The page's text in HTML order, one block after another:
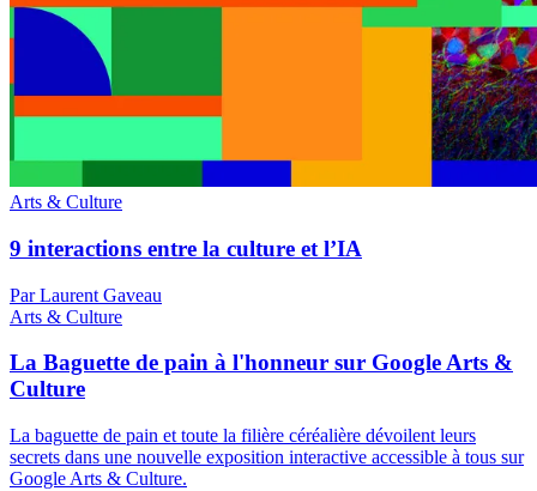
Arts & Culture
9 interactions entre la culture et l’IA
Par Laurent Gaveau
Arts & Culture
La Baguette de pain à l'honneur sur Google Arts &
Culture
La baguette de pain et toute la filière céréalière dévoilent leurs
secrets dans une nouvelle exposition interactive accessible à tous sur
Google Arts & Culture.